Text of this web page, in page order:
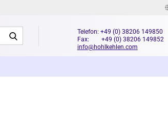
Telefon: +49 (0) 38206 149850
Fax: +49 (0) 38206 149852
info@hohlkehlen.com